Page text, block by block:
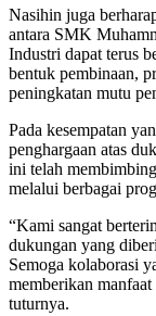
Nasihin juga
antara SMK
Industri dapat terus
bentuk pembinaan,
peningkatan mutu
Pada kesempatan
penghargaan atas
ini telah
melalui berbagai
“Kami sangat
dukungan yang
Semoga kolaborasi
memberikan
tuturnya.